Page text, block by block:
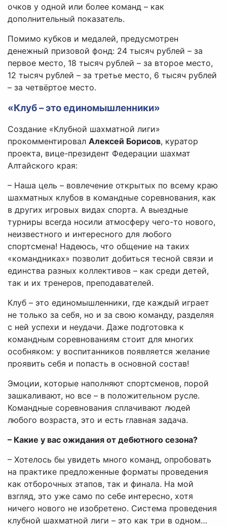
очков у одной или более команд – как
дополнительный показатель.
Помимо кубков и медалей, предусмотрен
денежный призовой фонд: 24 тысяч рублей – за
первое место, 18 тысяч рублей – за второе место,
12 тысяч рублей – за третье место, 6 тысяч рублей
– за четвёртое место.
«Клуб – это единомышленники»
Создание «Клубной шахматной лиги»
прокомментировал Алексей Борисов, куратор
проекта, вице-президент Федерации шахмат
Алтайского края:
– Наша цель – вовлечение открытых по всему краю
шахматных клубов в командные соревнования, как
в других игровых видах спорта. А выездные
турниры всегда носили атмосферу чего-то нового,
неизвестного и интересного для любого
спортсмена! Надеюсь, что общение на таких
«командниках» позволит добиться тесной связи и
единства разных коллективов – как среди детей,
так и их тренеров, преподавателей.
Клуб – это единомышленники, где каждый играет
не только за себя, но и за свою команду, разделяя
с ней успехи и неудачи. Даже подготовка к
командным соревнованиям стоит для многих
особняком: у воспитанников появляется желание
проявить себя и попасть в основной состав!
Эмоции, которые наполняют спортсменов, порой
зашкаливают, но все – в положительном русле.
Командные соревнования сплачивают людей
любого возраста, это и есть главная задача.
– Какие у вас ожидания от дебютного сезона?
– Хотелось бы увидеть много команд, опробовать
на практике предложенные форматы проведения
как отборочных этапов, так и финала. На мой
взгляд, это уже само по себе интересно, хотя
ничего нового не изобретено. Система проведения
клубной шахматной лиги – это как три в одном…